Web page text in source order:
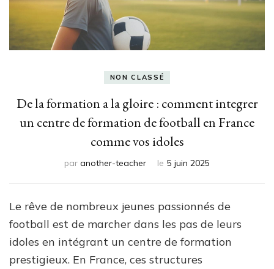
NON CLASSÉ
De la formation a la gloire : comment integrer
un centre de formation de football en France
comme vos idoles
par another-teacher le 5 juin 2025
Le rêve de nombreux jeunes passionnés de
football est de marcher dans les pas de leurs
idoles en intégrant un centre de formation
prestigieux. En France, ces structures